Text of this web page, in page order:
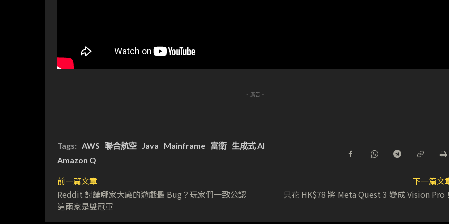
- 廣告 -
Tags: AWS 聯合航空 Java Mainframe 富衛 生成式 AI
Amazon Q
前一篇文章
Reddit 討論哪家大廠的遊戲最 Bug？玩家們一致公認
這兩家是雙冠軍
下一篇文
只花 HK$78 將 Meta Quest 3 變成 Vision Pro